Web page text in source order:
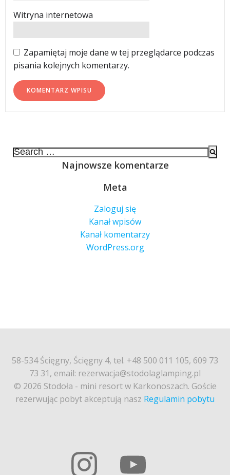
Witryna internetowa
Zapamiętaj moje dane w tej przeglądarce podczas
pisania kolejnych komentarzy.
Search
Najnowsze komentarze
Meta
Zaloguj się
Kanał wpisów
Kanał komentarzy
WordPress.org
58-534 Ścięgny, Ścięgny 4, tel. +48 500 011 105, 609 73
73 31, email: rezerwacja@stodolaglamping.pl
© 2026 Stodoła - mini resort w Karkonoszach. Goście
rezerwując pobyt akceptują nasz Regulamin pobytu